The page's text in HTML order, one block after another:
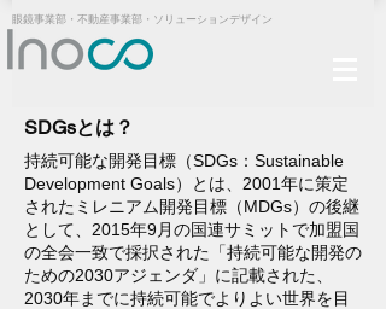
​眼鏡事業部・不動産事業部・ソリューションデザイン
SDGsとは？
持続可能な開発目標（SDGs：Sustainable
Development Goals）とは、2001年に策定
された ミレニアム開発目標（MDGs） の後継
として、2015年9月の国連サミットで加盟国
の全会一致で採択された「持続可能な開発の
ための2030アジェンダ」に記載された、
2030年までに持続可能でよりよい世界を目